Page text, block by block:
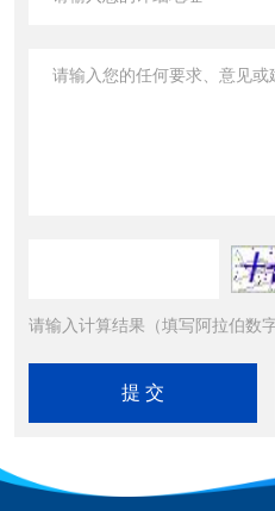
请输入计算结果（填写阿拉伯数